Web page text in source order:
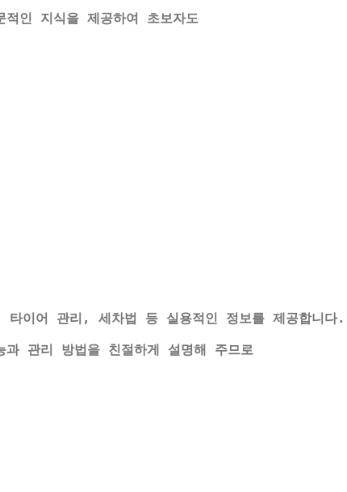
인 지식을 제공하여 초보자도
이어 관리, 세차법 등 실용적인 정보를 제공합니다.
관리 방법을 친절하게 설명해 주므로